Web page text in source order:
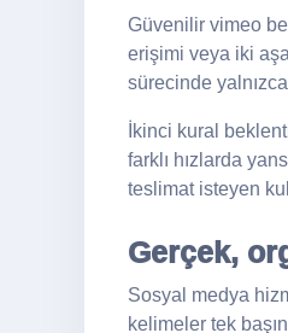
Güvenilir vimeo
erişimi veya iki
sürecinde
İkinci kural
farklı hızlarda
teslimat isteyen
Gerçek,
Sosyal medya
kelimeler tek